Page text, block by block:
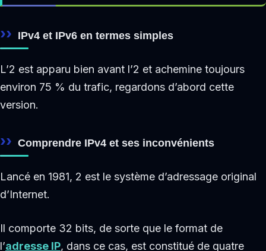
IPv4 et IPv6 en termes simples
L’2 est apparu bien avant l’2 et achemine toujours
environ 75 % du trafic, regardons d’abord cette
version.
Comprendre IPv4 et ses inconvénients
Lancé en 1981, 2 est le système d’adressage original
d’Internet.
Il comporte 32 bits, de sorte que le format de
l’adresse IP, dans ce cas, est constitué de quatre